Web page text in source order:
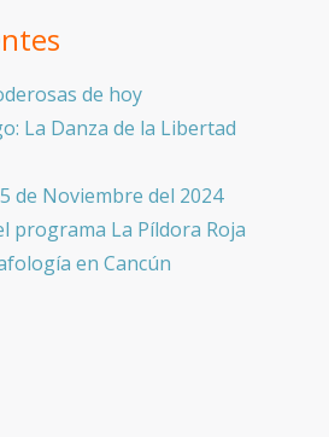
de hoy
La Danza de la Libertad
de Noviembre del 2024
programa La Píldora Roja
en Cancún